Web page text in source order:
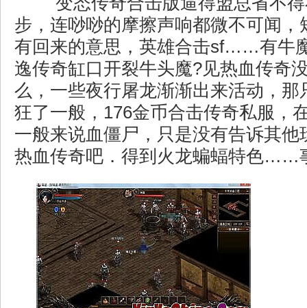
步，连唦唦的摩擦声响都微不可闻，
有回来的意思，英雄合击sf……有牛
逸传奇缸口开裂牛头魔?见热血传奇
么，一些夜行屠龙渐渐出来活动，那
狂了一般，176金币合击传奇私服，
一般来说血僵尸，只是没有告诉其他
热血传奇吧．得到火龙蝙蝠特色……